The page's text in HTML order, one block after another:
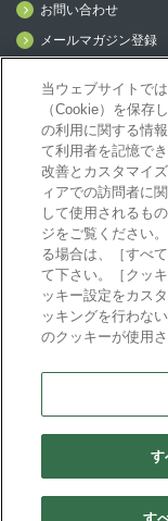
お問い合わせ
メールマガジン登録
mcframeナビ（ユ
mcframeユーザ会
ID発行をご希望の
パートナー専用サイ
mcframe GAパート
MIJS
B-EN-Gについて
ビジネスエンジニ
当ウェブサイトで
（Cookie）を保存
の利用に関する情
て利用者を記憶で
改善とカスタマイ
ィアでの訪問者に
して使用されるも
ジをご覧ください
る場合は、［すべ
て下さい。［クッ
ッキー設定をカス
ッキングを行わな
のクッキーが使用さ
す